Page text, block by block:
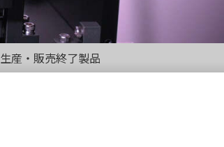
生産・販売終了製品